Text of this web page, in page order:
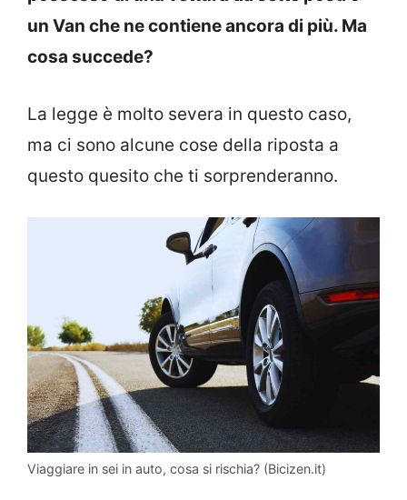
un Van che ne contiene ancora di più. Ma
cosa succede?
La legge è molto severa in questo caso,
ma ci sono alcune cose della riposta a
questo quesito che ti sorprenderanno.
Viaggiare in sei in auto, cosa si rischia? (Bicizen.it)